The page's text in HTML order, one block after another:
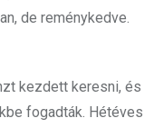
de reménykedve.
kezdett keresni, és
fogadták. Hétéves